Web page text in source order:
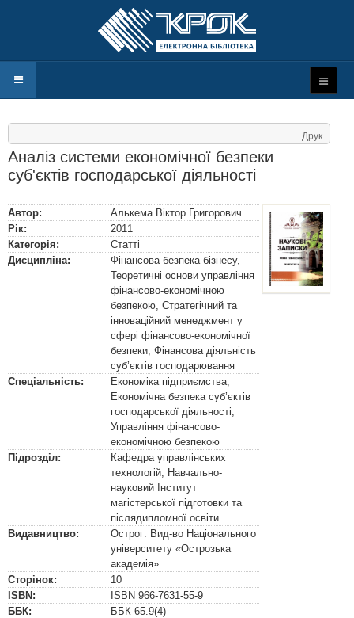
Друк
Аналіз системи економічної безпеки
суб'єктів господарської діяльності
Автор:
Алькема Віктор Григорович
Рік:
2011
Категорія:
Статті
Дисципліна:
Фінансова безпека бізнесу,
Теоретичні основи управління
фінансово-економічною
безпекою, Стратегічний та
інноваційний менеджмент у
сфері фінансово-економічної
безпеки, Фінансова діяльність
суб’єктів господарювання
Спеціальність:
Економіка підприємства,
Економічна безпека суб’єктів
господарської діяльності,
Управління фінансово-
економічною безпекою
Підрозділ:
Кафедра управлінських
технологій, Навчально-
науковий Інститут
магістерської підготовки та
післядипломної освіти
Видавництво:
Острог: Вид-во Національного
університету «Острозька
академія»
Сторінок:
10
ISBN:
ISBN 966-7631-55-9
ББК:
ББК 65.9(4)